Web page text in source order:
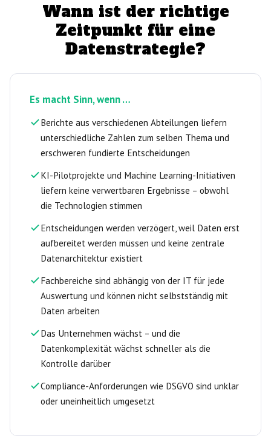
Wann ist der richtige
Zeitpunkt für eine
Datenstrategie?
Es macht Sinn, wenn …
Berichte aus verschiedenen Abteilungen liefern
unterschiedliche Zahlen zum selben Thema und
erschweren fundierte Entscheidungen
KI-Pilotprojekte und Machine Learning-Initiativen
liefern keine verwertbaren Ergebnisse – obwohl
die Technologien stimmen
Entscheidungen werden verzögert, weil Daten erst
aufbereitet werden müssen und keine zentrale
Datenarchitektur existiert
Fachbereiche sind abhängig von der IT für jede
Auswertung und können nicht selbstständig mit
Daten arbeiten
Das Unternehmen wächst – und die
Datenkomplexität wächst schneller als die
Kontrolle darüber
Compliance-Anforderungen wie DSGVO sind unklar
oder uneinheitlich umgesetzt